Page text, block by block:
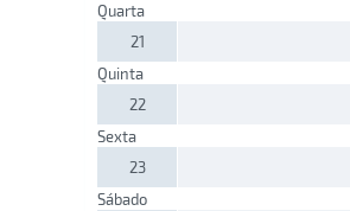
Quarta
21
Quinta
22
Sexta
23
Sábado